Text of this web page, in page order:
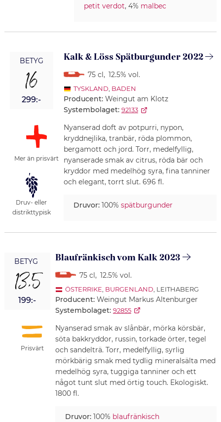
petit verdot, 4% malbec
BETYG
16
299:-
Mer än prisvärt
Druv- eller
distrikttypisk
Kalk & Löss Spätburgunder 2022
75 cl , 12.5% vol.
TYSKLAND, BADEN
Producent: Weingut am Klotz
Systembolaget: 92133
Nyanserad doft av potpurri, nypon,
kryddnejlika, tranbär, röda plommon,
bergamott och jord. Torr, medelfyllig,
nyanserade smak av citrus, röda bär och
kryddor med medelhög syra, fina tanniner
och elegant, torrt slut. 696 fl.
Druvor:100% spätburgunder
BETYG
13,5
199:-
Prisvärt
Blaufränkisch vom Kalk 2023
75 cl, 12.5% vol.
ÖSTERRIKE BURGENLAND , LEITHABERG
Producent: Weingut Markus Altenburger
Systembolaget: 92855
Nyanserad smak av slånbär, mörka körsbär,
söta bakkryddor, russin, torkade örter, tegel
och sandelträ. Torr, medelfyllig, syrlig
mörkbärig smak med tydlig mineralsälta med
medelhög syra, tuggiga tanniner och ett
något tunt slut med örtig touch. Ekologiskt.
1800 fl.
Druvor:100% blaufränkisch